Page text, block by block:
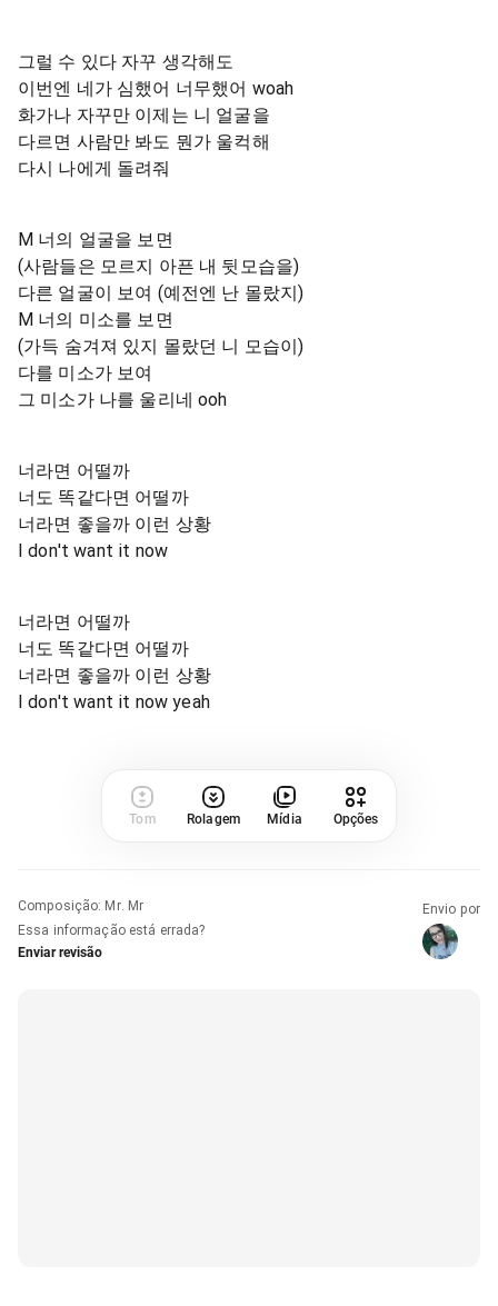
그럴 수 있다 자꾸 생각해도
이번엔 네가 심했어 너무했어 woah
화가나 자꾸만 이제는 니 얼굴을
다르면 사람만 봐도 뭔가 울컥해
다시 나에게 돌려줘
M 너의 얼굴을 보면
(사람들은 모르지 아픈 내 뒷모습을)
다른 얼굴이 보여 (예전엔 난 몰랐지)
M 너의 미소를 보면
(가득 숨겨져 있지 몰랐던 니 모습이)
다를 미소가 보여
그 미소가 나를 울리네 ooh
너라면 어떨까
너도 똑같다면 어떨까
너라면 좋을까 이런 상황
I don't want it now
너라면 어떨까
너도 똑같다면 어떨까
너라면 좋을까 이런 상황
I don't want it now yeah
Tom Rolagem Mídia Opções
Composição: Mr. Mr
Essa informação está errada?
Enviar revisão
Envio por